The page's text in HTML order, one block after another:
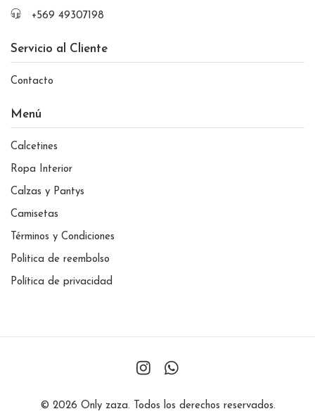
+569 49307198
Servicio al Cliente
Contacto
Menú
Calcetines
Ropa Interior
Calzas y Pantys
Camisetas
Términos y Condiciones
Politica de reembolso
Política de privacidad
© 2026 Only zaza. Todos los derechos reservados.